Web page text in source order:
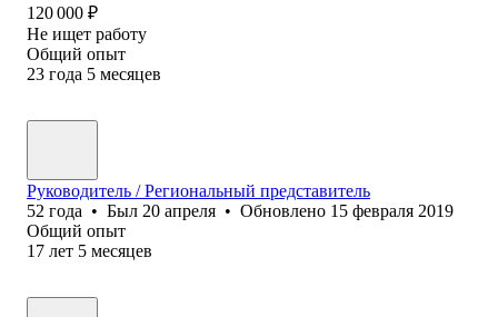
120 000 ₽
Не ищет работу
Общий опыт
23 года 5 месяцев
Руководитель / Региональный представитель
52 года • Был 20 апреля • Обновлено 15 февраля 2019
Общий опыт
17 лет 5 месяцев